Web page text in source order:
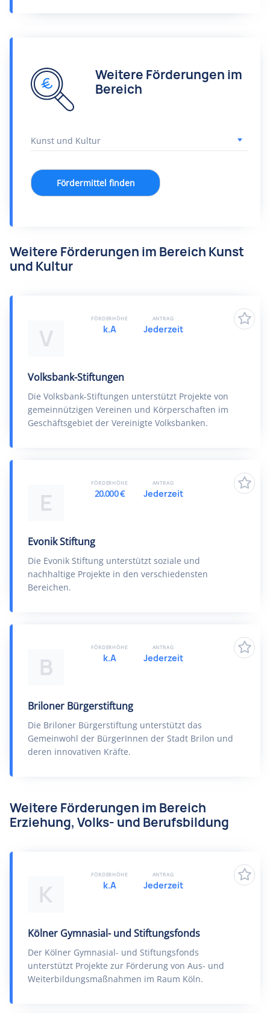
Weitere Förderungen im
Bereich
Fördermittel finden
Weitere Förderungen im Bereich Kunst
und Kultur
V
Volksbank-Stiftungen
Die Volksbank-Stiftungen unterstützt Projekte von
gemeinnützigen Vereinen und Körperschaften im
Geschäftsgebiet der Vereinigte Volksbanken.
FÖRDERHÖHE
k.A
ANTRAG
Jederzeit
E
Evonik Stiftung
Die Evonik Stiftung unterstützt soziale und
nachhaltige Projekte in den verschiedensten
Bereichen.
FÖRDERHÖHE
20.000 €
ANTRAG
Jederzeit
B
Briloner Bürgerstiftung
Die Briloner Bürgerstiftung unterstützt das
Gemeinwohl der BürgerInnen der Stadt Brilon und
deren innovativen Kräfte.
FÖRDERHÖHE
k.A
ANTRAG
Jederzeit
Weitere Förderungen im Bereich
Erziehung, Volks- und Berufsbildung
K
Kölner Gymnasial- und Stiftungsfonds
Der Kölner Gymnasial- und Stiftungsfonds
unterstützt Projekte zur Förderung von Aus- und
Weiterbildungsmaßnahmen im Raum Köln.
FÖRDERHÖHE
k.A
ANTRAG
Jederzeit